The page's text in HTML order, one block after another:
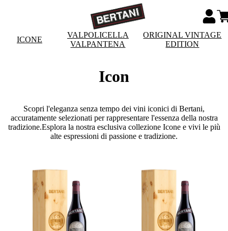
ICONE
VALPOLICELLA
VALPANTENA
ORIGINAL VINTAGE
EDITION
Icon
Scopri l'eleganza senza tempo dei vini iconici di Bertani,
accuratamente selezionati per rappresentare l'essenza della nostra
tradizione.Esplora la nostra esclusiva collezione Icone e vivi le più
alte espressioni di passione e tradizione.